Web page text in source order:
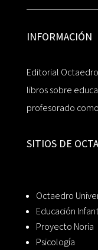
INFORMACIÓN
Editorial
libros sobre
profesorado
SITIOS DE
Octaedro
Educación
Proyecto Noria
Psicología